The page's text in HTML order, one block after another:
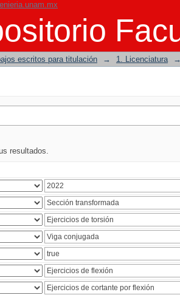
escritos para titulación → 1. Licenciatura
resultados.